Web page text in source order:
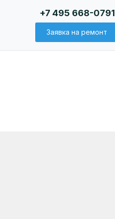
+7 495 668-0791
Заявка на ремонт